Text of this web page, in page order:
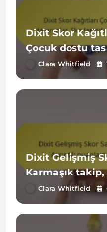
Dixit Skor
Çocuk dostu
Skorlamada
eğlencesi
Clara Whitfield
Dixit Gelişmiş
Karmaşık takip,
puanlama,
Clara Whitfield